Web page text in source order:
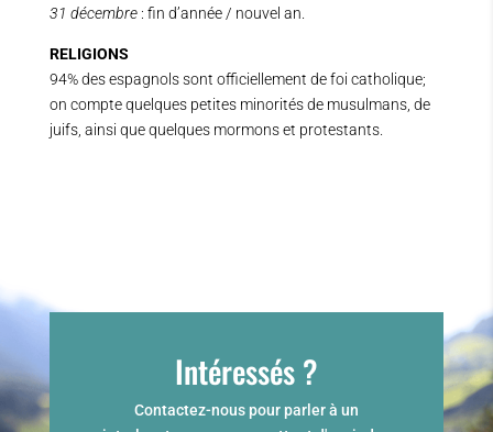
31 décembre: fin d’année / nouvel an.
RELIGIONS
94% des espagnols sont officiellement de foi catholique;
on compte quelques petites minorités de musulmans, de
juifs, ainsi que quelques mormons et protestants.
Intéressés ?
Contactez-nous pour parler à un